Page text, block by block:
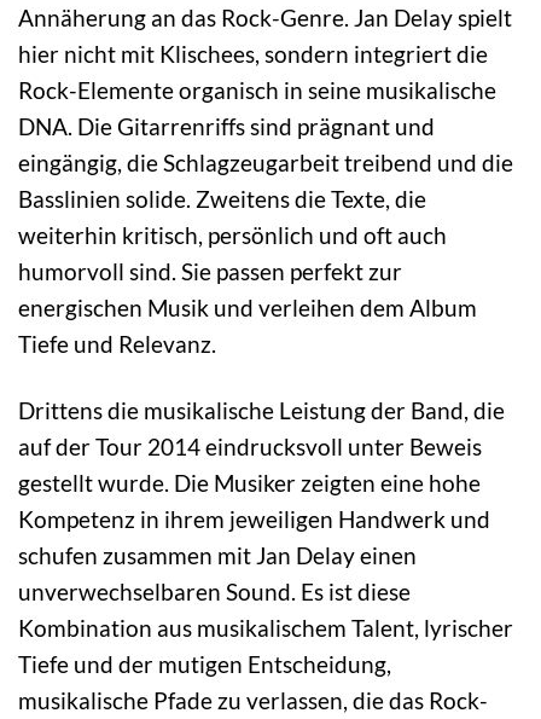
Annäherung an das Rock-Genre. Jan Delay spielt
hier nicht mit Klischees, sondern integriert die
Rock-Elemente organisch in seine musikalische
DNA. Die Gitarrenriffs sind prägnant und
eingängig, die Schlagzeugarbeit treibend und die
Basslinien solide. Zweitens die Texte, die
weiterhin kritisch, persönlich und oft auch
humorvoll sind. Sie passen perfekt zur
energischen Musik und verleihen dem Album
Tiefe und Relevanz.
Drittens die musikalische Leistung der Band, die
auf der Tour 2014 eindrucksvoll unter Beweis
gestellt wurde. Die Musiker zeigten eine hohe
Kompetenz in ihrem jeweiligen Handwerk und
schufen zusammen mit Jan Delay einen
unverwechselbaren Sound. Es ist diese
Kombination aus musikalischem Talent, lyrischer
Tiefe und der mutigen Entscheidung,
musikalische Pfade zu verlassen, die das Rock-